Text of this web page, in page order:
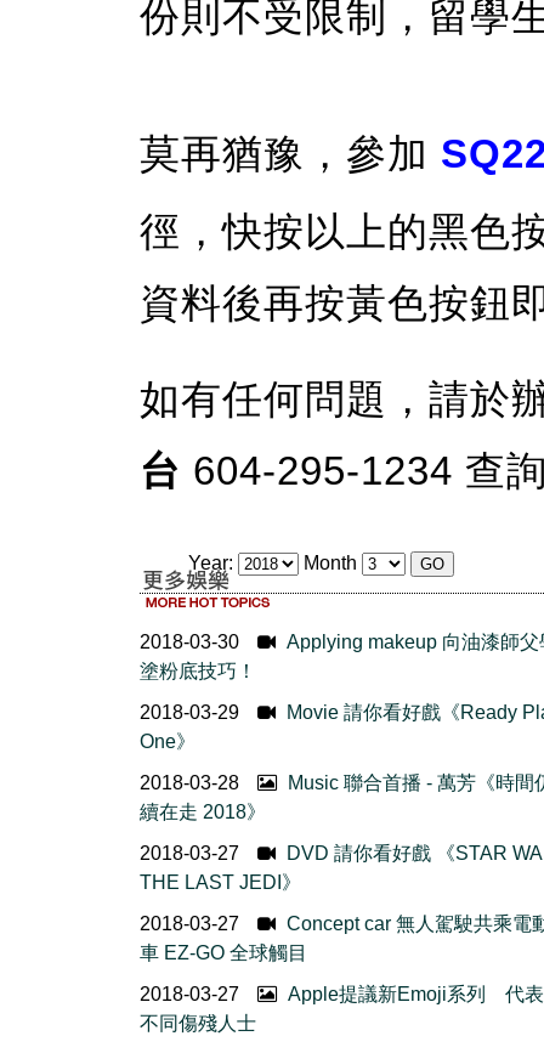
份則不受限制，留學
莫再猶豫，參加
徑，快按以上的黑色
資料後再按黃色按鈕
如有任何問題，請於
台 604-295-1234 查
Year: Month
2018-03-30
Applying makeup 向油漆師父
塗粉底技巧！
2018-03-29
Movie 請你看好戲《Ready
One》
2018-03-28
Music 聯合首播 - 萬芳《時間
續在走 2018》
2018-03-27
DVD 請你看好戲 《STAR
THE LAST JEDI》
2018-03-27
Concept car 無人駕駛共乘電
車 EZ-GO 全球觸目
2018-03-27
Apple提議新Emoji系列 代
不同傷殘人士